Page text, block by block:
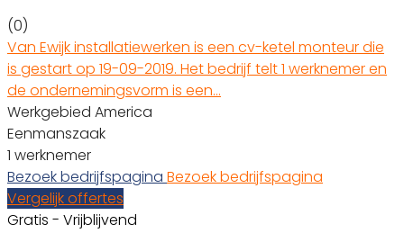
(0)
Van Ewijk installatiewerken is een cv-ketel monteur die
is gestart op 19-09-2019. Het bedrijf telt 1 werknemer en
de ondernemingsvorm is een…
Werkgebied America
Eenmanszaak
1 werknemer
Bezoek bedrijfspagina Bezoek bedrijfspagina
Vergelijk offertes
Gratis - Vrijblijvend